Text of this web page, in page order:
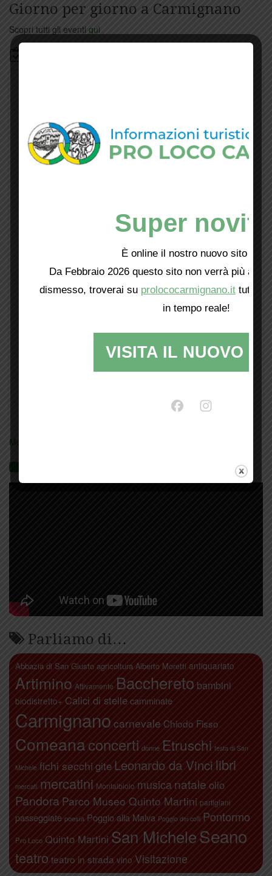
Giorno per giorno a Carmignano
Scopri tutti gli eventi qui
Mostra tutte le locandine
Parliamo di…
Abbazia di San Giusto agricoltura Alberto Moretti antiquariato
Artimino Attivamente Bacchereto bambini
biodistretto+ Calici di stelle camminate
Carmignano carnevale Chiodo Fisso
Comeanaconcerti donne Etruschi festa di San
Michele fichi secchi gite Leonardo da Vinci libri
mercati mercatini Montalbiolo musica natale olio
Pandora Parco Museo Quinto Martini partigiani
passeggiate poesia Poggio alla Malva Poggio dei colli Pontormo
Pro Loco Quinto Martini San MicheleSeano
teatro teatro in strada vino Visitazione
Super
È online il nostro nuovo sito web!
Da Febbraio 2026 questo sito non verrà più
dismesso, troverai su prolococarmignano.it tutti i
in tempo reale!
VISITA IL NUOVO